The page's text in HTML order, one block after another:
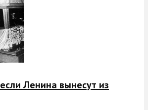
Ленина вынесут из